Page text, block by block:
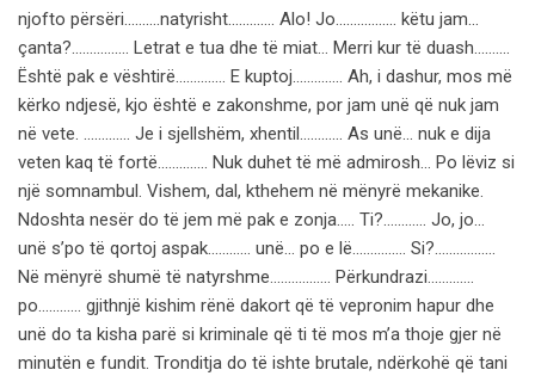
njofto përsëri……….natyrisht…………. Alo! Jo…………….. këtu jam…
çanta?……………. Letrat e tua dhe të miat… Merri kur të duash…….…
Është pak e vështirë………….. E kuptoj………….. Ah, i dashur, mos më
kërko ndjesë, kjo është e zakonshme, por jam unë që nuk jam
në vete. …………. Je i sjellshëm, xhentil………… As unë… nuk e dija
veten kaq të fortë………….. Nuk duhet të më admirosh… Po lëviz si
një somnambul. Vishem, dal, kthehem në mënyrë mekanike.
Ndoshta nesër do të jem më pak e zonja….. Ti?………… Jo, jo…
unë s’po të qortoj aspak………… unë… po e lë…………… Si?……………..
Në mënyrë shumë të natyrshme…………….. Përkundrazi………….
po………… gjithnjë kishim rënë dakort që të vepronim hapur dhe
unë do ta kisha parë si kriminale që ti të mos m’a thoje gjer në
minutën e fundit. Tronditja do të ishte brutale, ndërkohë që tani